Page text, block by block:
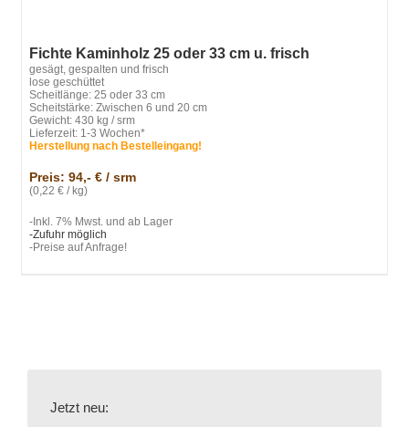
Fichte Kaminholz 25 oder 33 cm u. frisch
gesägt, gespalten und frisch
lose geschüttet
Scheitlänge: 25 oder 33 cm
Scheitstärke: Zwischen 6 und 20 cm
Gewicht: 430 kg / srm
Lieferzeit: 1-3 Wochen*
Herstellung nach Bestelleingang!
Preis: 94,- € / srm
(0,22 € / kg)
-Inkl. 7% Mwst. und ab Lager
-Zufuhr möglich
-Preise auf Anfrage!
Jetzt neu: